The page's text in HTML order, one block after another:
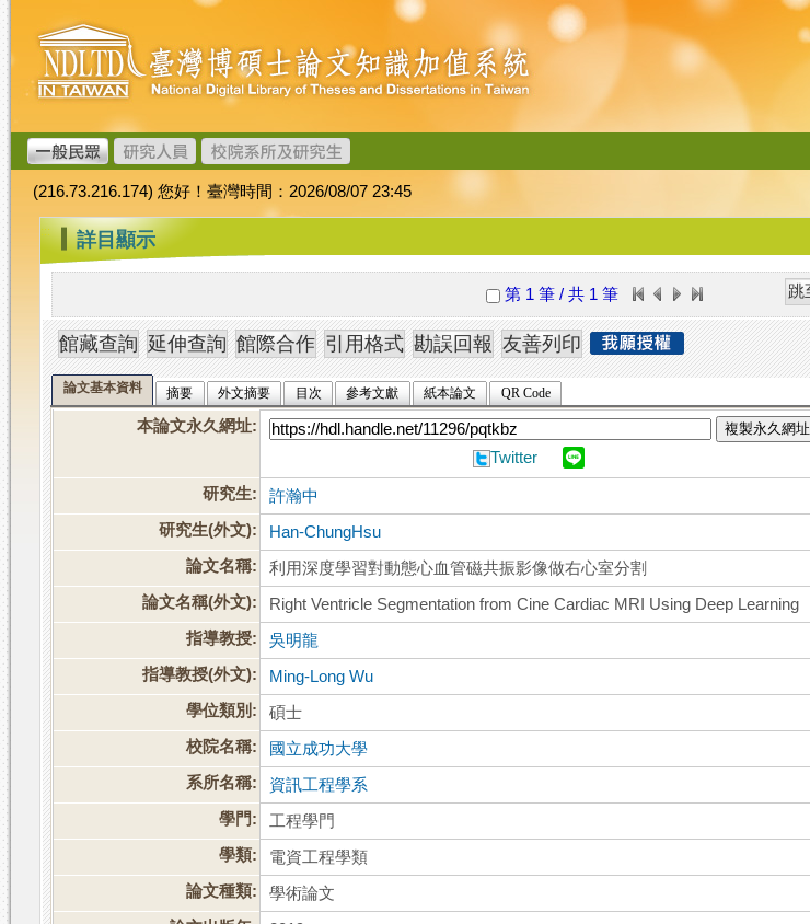
跳
到
主
要
內
容
臺
灣
博
碩
士
論
文
加
值
系
統
(216.73.216.174) 您好！臺灣時間：2026/08/07 23:45
::: 詳目顯示
第 1 筆 / 共 1 筆
論文基本資料 摘要 外文摘要 目次 參考文獻 紙本論文 QR Code
本論文永久網址: 複製永久網址
Twitter
研究生:
許瀚中
研究生(外文):
Han-ChungHsu
論文名稱:
利用深度學習對動態心血管磁共振影像做右心室分割
論文名稱(外文):
Right Ventricle Segmentation from Cine Cardiac MRI Using Deep Learning
指導教授:
吳明龍
指導教授(外文):
Ming-Long Wu
學位類別:
碩士
校院名稱:
國立成功大學
系所名稱:
資訊工程學系
學門:
工程學門
學類:
電資工程學類
論文種類:
學術論文